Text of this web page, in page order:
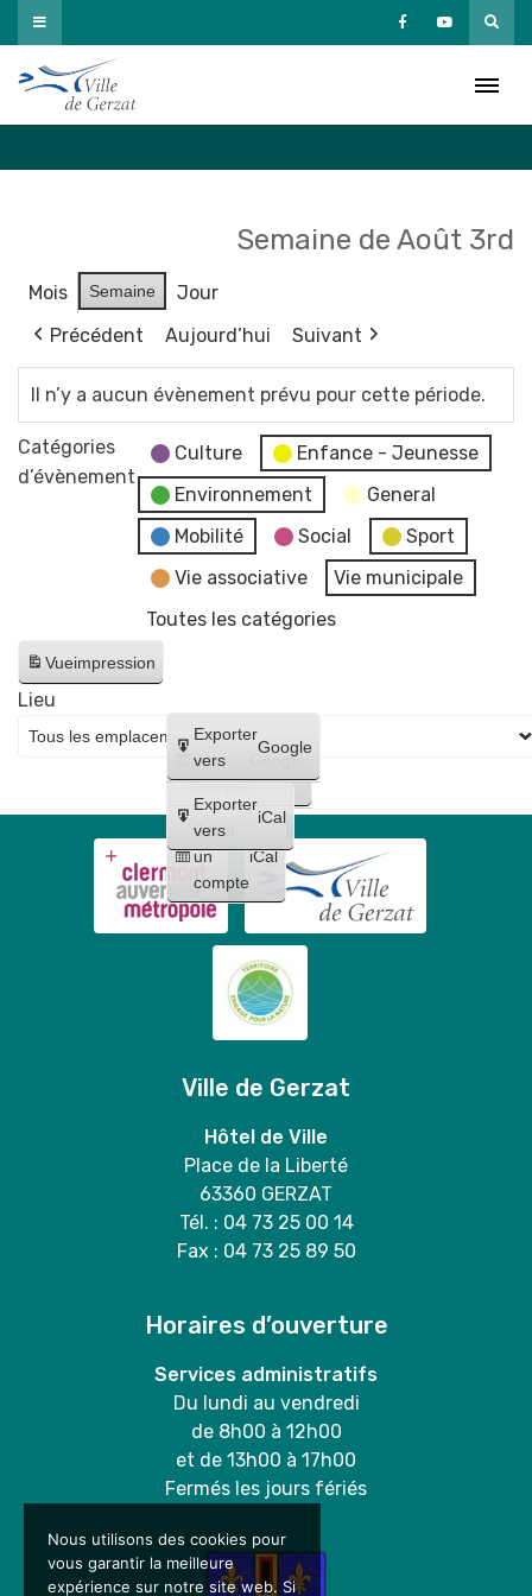
Passer
au
contenu
Semaine de Août 3rd
Mois Semaine
Jour
Précédent
Aujourd’hui Suivant
Il n’y a aucun évènement prévu pour cette période.
Catégories
d’évènement
Culture
Enfance - Jeunesse
Environnement
General
Mobilité
Social
Sport
Vie associative
Vie municipale
Toutes les catégories
Vueimpression
Créer
un
compte
Google
Créer
un
compte
iCal
Exporter
vers
Google
Exporter
vers
iCal
Lieu
Ville de Gerzat
Hôtel de Ville
Place de la Liberté
63360 GERZAT
Tél. : 04 73 25 00 14
Fax : 04 73 25 89 50
Horaires d’ouverture
Services administratifs
Du lundi au vendredi
de 8h00 à 12h00
et de 13h00 à 17h00
Fermés les jours fériés
Nous utilisons des cookies pour
vous garantir la meilleure
expérience sur notre site web. Si